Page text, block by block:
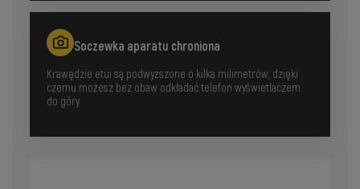
Soczewka aparatu chroniona
Krawędzie etui są podwyższone o kilka milimetrów, dzięki
czemu możesz bez obaw odkładać telefon wyświetlaczem
do góry